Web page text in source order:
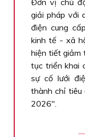
Ðơn vị chủ
giải pháp với
điện cung
kinh tế - xã
hiện tiết giảm
tục triển khai
sự cố lưới
thành chỉ
2026".